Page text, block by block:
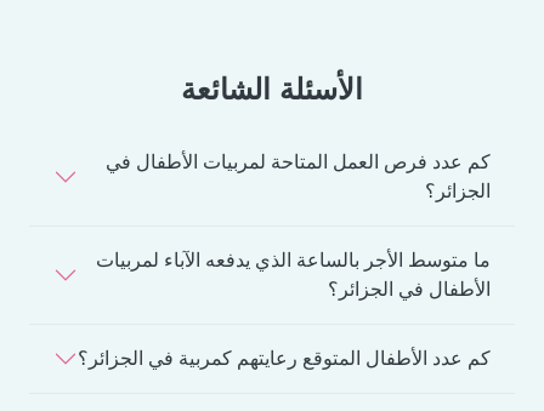
الأسئلة الشائعة
كم عدد فرص العمل المتاحة لمربيات الأطفال في
الجزائر؟
ما متوسط الأجر بالساعة الذي يدفعه الآباء لمربيات
الأطفال في الجزائر؟
كم عدد الأطفال المتوقع رعايتهم كمربية في الجزائر؟